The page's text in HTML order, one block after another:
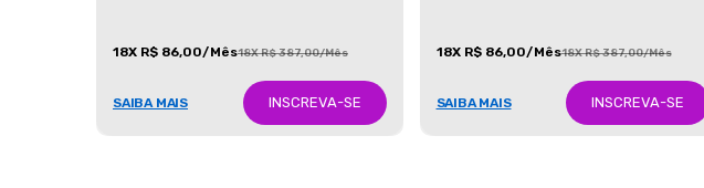
18X R$ 86,00/Mês18X R$ 387,00/Mês
SAIBA MAIS INSCREVA-SE
18X R$ 86,00/Mês18X R$ 387,00/Mês
SAIBA MAIS INSCREVA-SE